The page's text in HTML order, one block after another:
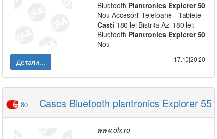
Bluetooth Plantronics Explorer 50
Nou Accesorii Telefoane - Tablete
Casti 180 lei Bistrita Azi 180 lei:
Bluetooth Plantronics Explorer 50
Nou
Детали...
17.10|20:20
80 Casca Bluetooth plantronics Explorer 55
www.olx.ro